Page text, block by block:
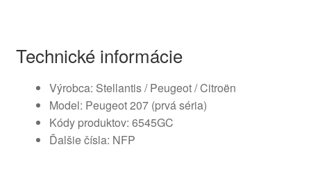
Technické informácie
Výrobca: Stellantis / Peugeot / Citroën
Model: Peugeot 207 (prvá séria)
Kódy produktov: 6545GC
Ďalšie čísla: NFP